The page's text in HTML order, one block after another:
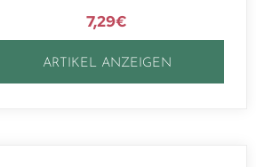
7,29€
ARTIKEL ANZEIGEN